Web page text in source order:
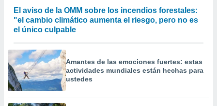
El aviso de la OMM sobre los incendios forestales:
"el cambio climático aumenta el riesgo, pero no es
el único culpable
Amantes de las emociones fuertes: estas
actividades mundiales están hechas para
ustedes